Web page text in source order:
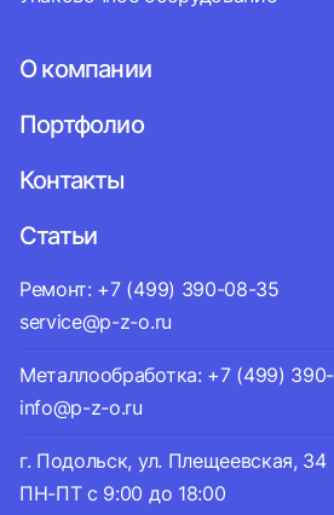
О компании
Портфолио
Контакты
Статьи
Ремонт: +7 (499) 390-08-35
service@p-z-o.ru
Металлообработка: +7 (499)
info@p-z-o.ru
г. Подольск, ул. Плещеевская, 34
ПН-ПТ с 9:00 до 18:00